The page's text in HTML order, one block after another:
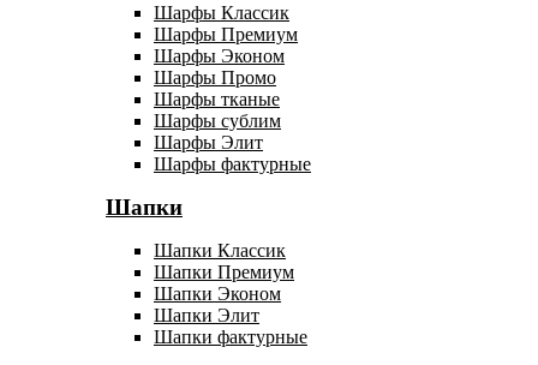
Шарфы Классик
Шарфы Премиум
Шарфы Эконом
Шарфы Промо
Шарфы тканые
Шарфы сублим
Шарфы Элит
Шарфы фактурные
Шапки
Шапки Классик
Шапки Премиум
Шапки Эконом
Шапки Элит
Шапки фактурные